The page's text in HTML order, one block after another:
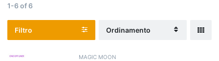
1-6of6
Filtro Ordinamento
MAGIC MOON